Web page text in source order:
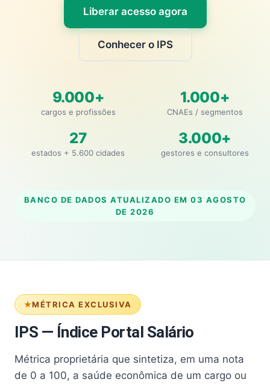
Liberar acesso agora
Conhecer o IPS
9.000+
cargos e profissões
1.000+
CNAEs / segmentos
27
estados + 5.600 cidades
3.000+
gestores e consultores
BANCO DE DADOS ATUALIZADO EM 03 AGOSTO
DE 2026
MÉTRICA EXCLUSIVA
IPS — Índice Portal Salário
Métrica proprietária que sintetiza, em uma nota
de 0 a 100, a saúde econômica de um cargo ou